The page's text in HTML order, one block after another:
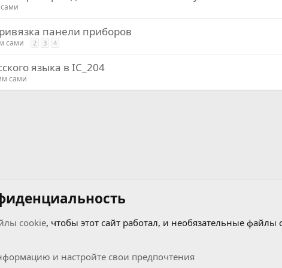
панели приборов
сами 2 3 4
языка в IC_204
сами
cookie, чтобы этот сайт работал, и необязательные файлы
и настройте свои предпочтения